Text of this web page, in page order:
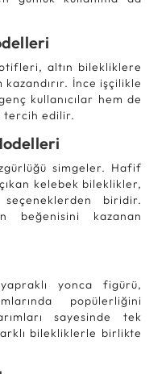
altın bilekliklere
İnce işçilikle
kullanıcılar hem de
tercih edilir.
simgeler. Hafif
kelebek bileklikler,
biridir.
beğenisini kazanan
yonca figürü,
popülerliğini
sayesinde tek
bilekliklerle birlikte